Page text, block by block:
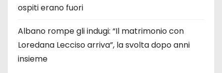
ospiti erano fuori
Albano rompe gli indugi: “Il matrimonio con
Loredana Lecciso arriva”, la svolta dopo anni
insieme